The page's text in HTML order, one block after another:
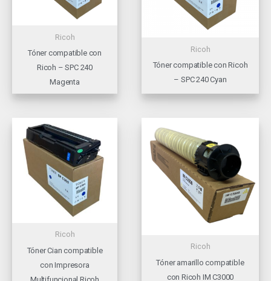
Ricoh
Tóner compatible con
Ricoh – SPC 240
Magenta
Ricoh
Tóner compatible con Ricoh
– SPC 240 Cyan
Ricoh
Tóner Cian compatible
con Impresora
Ricoh
Tóner amarillo compatible
con Ricoh IM C3000